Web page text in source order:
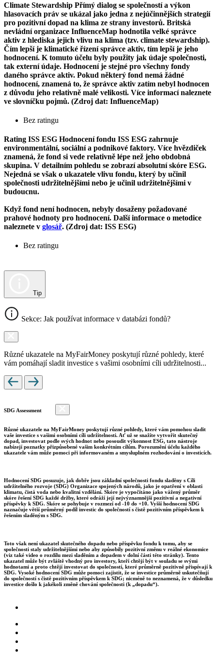
Climate Stewardship Přímý dialog se společností a výkon
hlasovacích práv se ukázal jako jedna z nejúčinnějších strategií
pro pozitivní dopad na klima ze strany investorů. Britská
nevládní organizace InfluenceMap hodnotila velké správce
aktiv z hlediska jejich vlivu na klima (tzv. climate stewardship).
Čím lepší je klimatické řízení správce aktiv, tím lepší je jeho
hodnocení. K tomuto účelu byly použity jak údaje společnosti,
tak externí údaje. Hodnocení je stejné pro všechny fondy
daného správce aktiv. Pokud některý fond nemá žádné
hodnocení, znamená to, že správce aktiv zatím nebyl hodnocen
z důvodu jeho relativně malé velikosti. Více informací naleznete
ve slovníčku pojmů. (Zdroj dat: InfluenceMap)
Bez ratingu
Rating ISS ESG Hodnocení fondu ISS ESG zahrnuje
environmentální, sociální a podnikové faktory. Více hvězdiček
znamená, že fond si vede relativně lépe než jeho obdobná
skupina. V detailním pohledu se zobrazí absolutní skóre ESG.
Nejedná se však o ukazatele vlivu fondu, který by učinil
společnosti udržitelnějšími nebo je učinil udržitelnějšími v
budoucnu.
Když fond není hodnocen, nebyly dosaženy požadované
prahové hodnoty pro hodnocení. Další informace o metodice
naleznete v glosář. (Zdroj dat: ISS ESG)
Bez ratingu
Tip
Sekce: Jak používat informace v databázi fondů?
Různé ukazatele na MyFairMoney poskytují různé pohledy, které
vám pomáhají sladit investice s vašimi osobními cíli udržitelnosti...
SDG Assessment
Různé ukazatele na MyFairMoney poskytují různé pohledy, které vám pomohou sladit
vaše investice s vašimi osobními cíli udržitelnosti. Ať už se snažíte vytvořit skutečný
dopad, investovat podle svých hodnot nebo posoudit výkonnost ESG, tato nástroje
nabízejí poznatky přizpůsobené vašim konkrétním cílům. Porozumění účelu každého
ukazatele vám může pomoci při informovaném a smysluplném rozhodování o investicích.
Hodnocení SDG posuzuje, jak dobře jsou základní společnosti fondu sladěny s Cíli
udržitelného rozvoje (SDG) Organizace spojených národů, jako je opatření v oblasti
klimatu, čistá voda nebo kvalitní vzdělání. Skóre je vypočítáno jako vážený průměr
skóre řešení SDG každé držby, které odráží její nejvýznamnější pozitivní a negativní
příspěvky k SDG. Skóre se pohybuje v rozmezí od -10 do +10. Vyšší hodnocení SDG
naznačuje větší průměrný podíl investic do společností s čistě pozitivním příspěvkem k
řešením sladěným s SDG.
Toto však není ukazatel skutečného dopadu nebo příspěvku fondu k tomu, aby se
společnosti staly udržitelnějšími nebo aby způsobily pozitivní změnu v reálné ekonomice
(viz také video o rozdílu mezi sladěním a dopadem v dolní části této stránky). Tento
ukazatel může být zvláště vhodný pro investory, kteří chtějí být v souladu se svými
hodnotami a proto chtějí investovat do společností, které průměrně pozitivně přispívají k
SDG. Vysoké hodnocení SDG může pomoci zajistit, že se investice průměrně uskutečňují
do společností s čistě pozitivním příspěvkem k SDG; nicméně to neznamená, že v důsledku
investice došlo k jakékoli změně chování společnosti (k „dopadu“).